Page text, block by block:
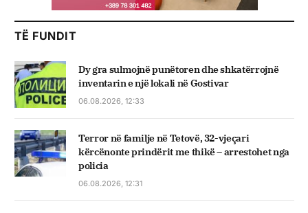
TË FUNDIT
Dy gra sulmojnë punëtoren dhe shkatërrojnë
inventarin e një lokali në Gostivar
06.08.2026, 12:33
Terror në familje në Tetovë, 32-vjeçari
kërcënonte prindërit me thikë – arrestohet nga
policia
06.08.2026, 12:31